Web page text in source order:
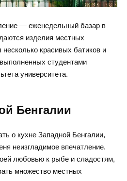
— еженедельный базар в
изделия местных
красивых батиков и
студентами
университета.
Бенгалии
о кухне Западной Бенгалии,
неизгладимое впечатление.
любовью к рыбе и сладостям,
множество местных